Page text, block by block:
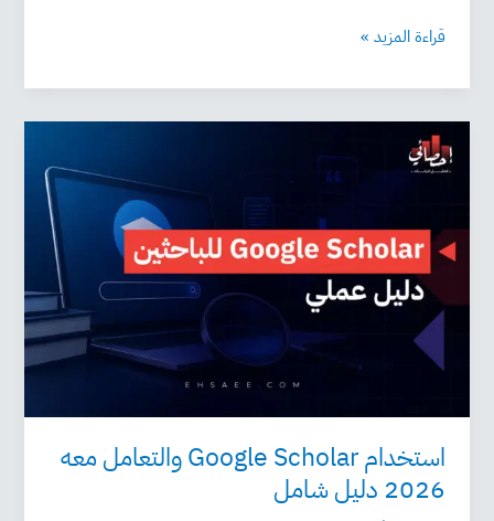
قراءة المزيد »
استخدام Google Scholar والتعامل معه
2026 دليل شامل
استخدام
Google
والتعامل
معه
2026
دليل
شامل